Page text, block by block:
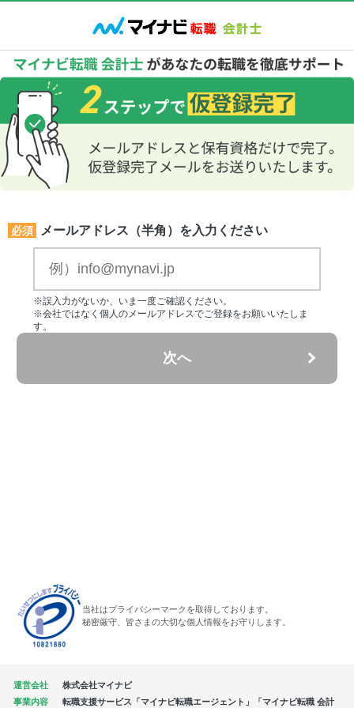
必須 メールアドレス（半角）を入力ください
※誤入力がないか、いま一度ご確認ください。
※会社ではなく個人のメールアドレスでご登録をお願いいたしま
す。
次へ
当社はプライバシーマークを取得しております。
秘密厳守、皆さまの大切な個人情報をお守りします。
運営会社
株式会社マイナビ
事業内容
転職支援サービス「マイナビ転職エージェント」「マイナビ転職 会計